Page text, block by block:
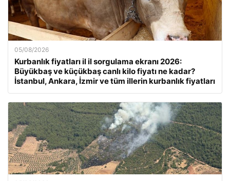
05/08/2026
Kurbanlık fiyatları il il sorgulama ekranı 2026:
Büyükbaş ve küçükbaş canlı kilo fiyatı ne kadar?
İstanbul, Ankara, İzmir ve tüm illerin kurbanlık fiyatları